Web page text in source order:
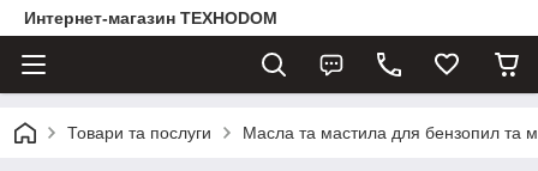
Интернет-магазин ТЕХНОDOM
Товари та послуги Масла та мастила для бензопил та